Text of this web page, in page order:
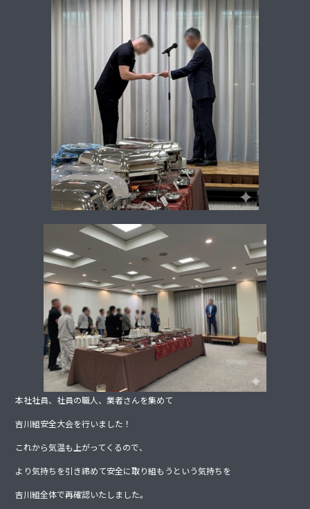
本社社員、社員の職人、業者さんを集めて
吉川組安全大会を行いました！
これから気温も上がってくるので、
より気持ちを引き締めて安全に取り組もうという気持ちを
吉川組全体で再確認いたしました。